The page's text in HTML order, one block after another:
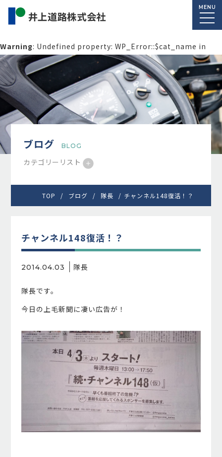
MENU
Warning: Undefined property: WP_Error::$cat_name in
/home/macolab2/inouedoro.co.jp/public_html/wp-
content/themes/inourdoro_theme_2024/single.phpon
line14
ブログ BLOG
カテゴリーリスト
TOP ブログ 隊長 チャンネル148復活！？
チャンネル148復活！？
2014.04.03 隊長
隊長です。
今日の上毛新聞に凄い広告が！